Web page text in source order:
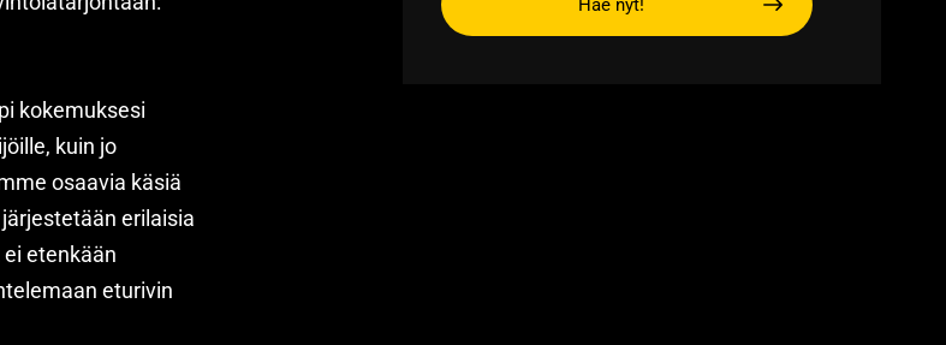
kokemuksesi
kuin jo
osaavia käsiä
erilaisia
etenkään
eturivin
Hae nyt!